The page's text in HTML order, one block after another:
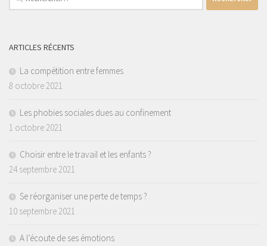
ARTICLES RÉCENTS
La compétition entre femmes
8 octobre 2021
Les phobies sociales dues au confinement
1 octobre 2021
Choisir entre le travail et les enfants ?
24 septembre 2021
Se réorganiser une perte de temps ?
10 septembre 2021
A l’écoute de ses émotions